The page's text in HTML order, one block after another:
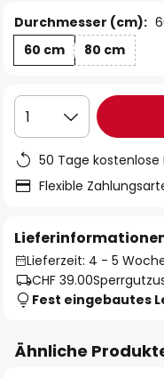
Durchmesser (cm):
60 cm
80 cm
1
50 Tage kostenlose
Flexible
Lieferzeit: 4 - 5
CHF 39.00
Fest eingebautes
Ähnliche